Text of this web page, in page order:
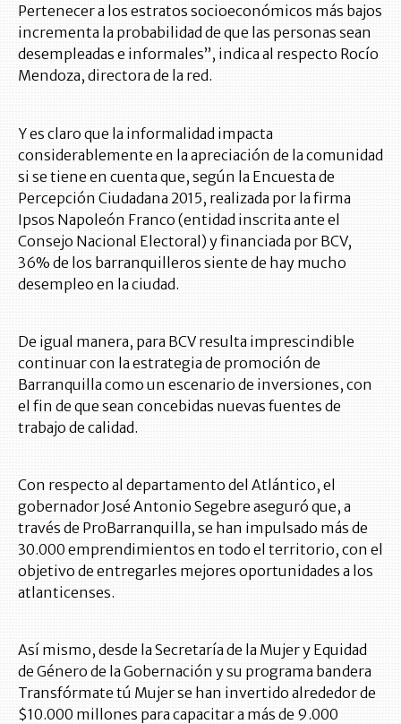
Pertenecer a los estratos socioeconómicos más bajos
incrementa la probabilidad de que las personas sean
desempleadas e informales”, indica al respecto Rocío
Mendoza, directora de la red.
Y es claro que la informalidad impacta
considerablemente en la apreciación de la comunidad
si se tiene en cuenta que, según la Encuesta de
Percepción Ciudadana 2015, realizada por la firma
Ipsos Napoleón Franco (entidad inscrita ante el
Consejo Nacional Electoral) y financiada por BCV,
36% de los barranquilleros siente de hay mucho
desempleo en la ciudad.
De igual manera, para BCV resulta imprescindible
continuar con la estrategia de promoción de
Barranquilla como un escenario de inversiones, con
el fin de que sean concebidas nuevas fuentes de
trabajo de calidad.
Con respecto al departamento del Atlántico, el
gobernador José Antonio Segebre aseguró que, a
través de ProBarranquilla, se han impulsado más de
30.000 emprendimientos en todo el territorio, con el
objetivo de entregarles mejores oportunidades a los
atlanticenses.
Así mismo, desde la Secretaría de la Mujer y Equidad
de Género de la Gobernación y su programa bandera
Transfórmate tú Mujer se han invertido alrededor de
$10.000 millones para capacitar a más de 9.000